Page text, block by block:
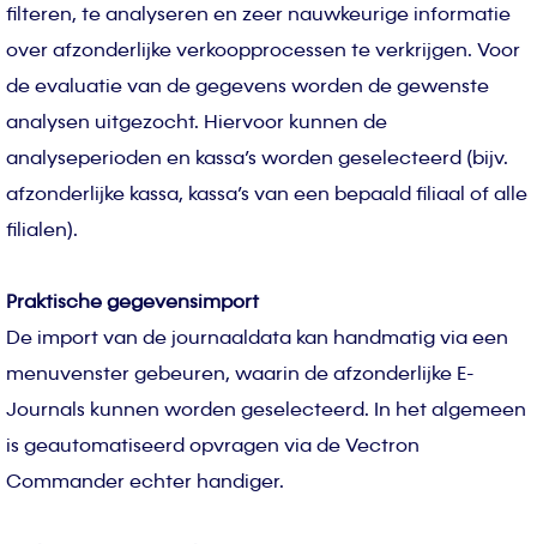
filteren, te analyseren en zeer nauwkeurige informatie
over afzonderlijke verkoopprocessen te verkrijgen. Voor
de evaluatie van de gegevens worden de gewenste
analysen uitgezocht. Hiervoor kunnen de
analyseperioden en kassa’s worden geselecteerd (bijv.
afzonderlijke kassa, kassa’s van een bepaald filiaal of alle
filialen).
Praktische gegevensimport
De import van de journaaldata kan handmatig via een
menuvenster gebeuren, waarin de afzonderlijke E-
Journals kunnen worden geselecteerd. In het algemeen
is geautomatiseerd opvragen via de Vectron
Commander echter handiger.